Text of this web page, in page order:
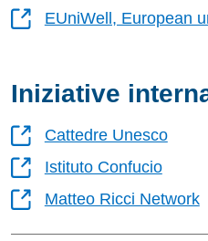
EUniWell, European
Iniziative
Cattedre Unesco
Istituto Confucio
Matteo Ricci Network